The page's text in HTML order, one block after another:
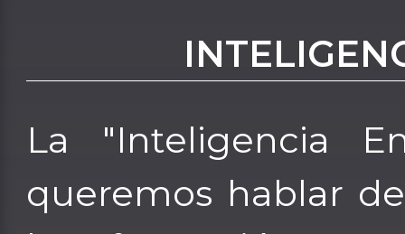
La "Inteligencia
queremos hablar